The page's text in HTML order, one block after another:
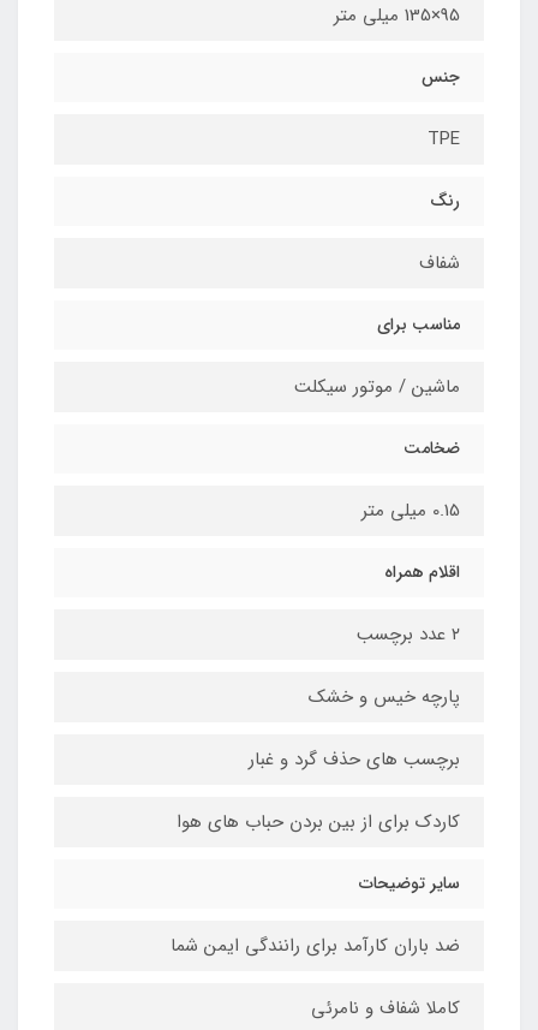
95×135 میلی متر
جنس
TPE
رنگ
شفاف
مناسب برای
ماشین / موتور سیکلت
ضخامت
0.15 میلی متر
اقلام همراه
۲ عدد برچسب
پارچه خیس و خشک
برچسب های حذف گرد و غبار
کاردک برای از بین بردن حباب های هوا
سایر توضیحات
ضد باران کارآمد برای رانندگی ایمن شما
کاملا شفاف و نامرئی